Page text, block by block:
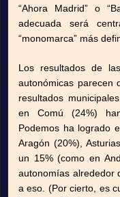
“Ahora Madrid” o
adecuada será
“monomarca” más
Los resultados de
autonómicas parecen
resultados
en Comú (24%)
Podemos ha logrado
Aragón (20%),
un 15% (como en
autonomías alrededor
a eso. (Por cierto, es